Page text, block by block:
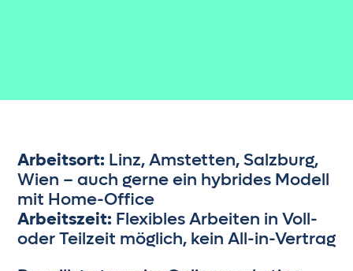
Arbeitsort: Linz, Amstetten, Salzburg,
Wien – auch gerne ein hybrides Modell
mit Home-Office
Arbeitszeit: Flexibles Arbeiten in Voll-
oder Teilzeit möglich, kein All-in-Vertrag